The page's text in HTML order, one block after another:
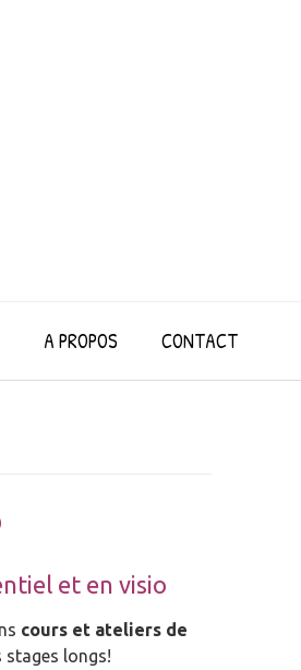
A PROPOS CONTACT
et en visio
cours et ateliers de
stages longs!